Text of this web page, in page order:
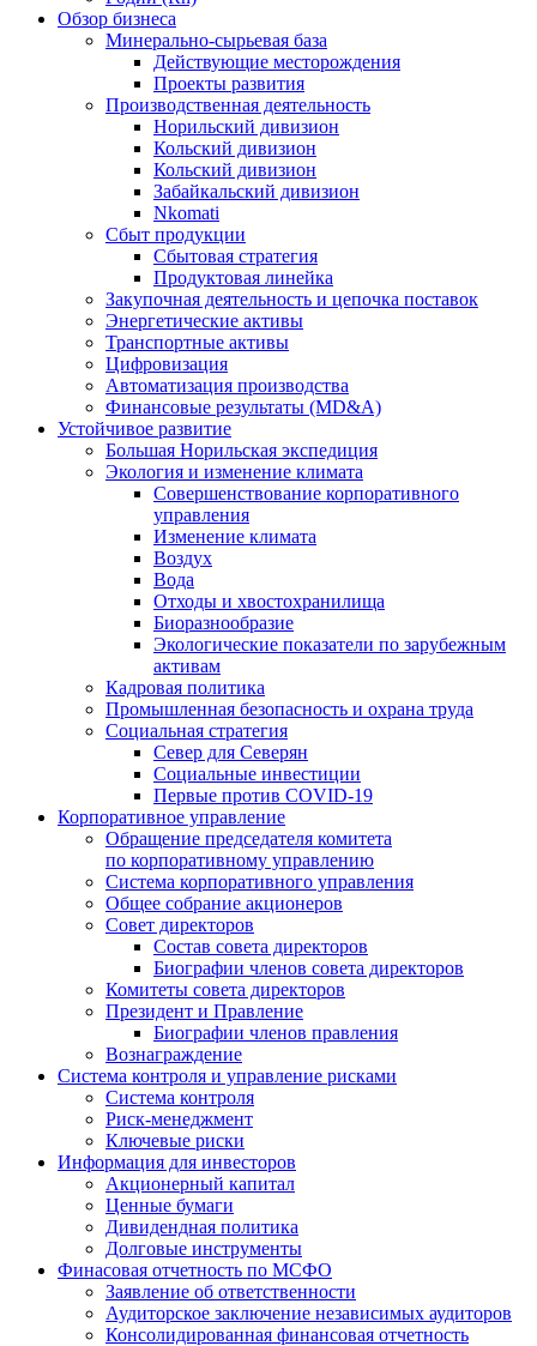
Обзор бизнеса
Минерально-сырьевая база
Действующие месторождения
Проекты развития
Производственная деятельность
Норильский дивизион
Кольский дивизион
Кольский дивизион
Забайкальский дивизион
Nkomati
Сбыт продукции
Сбытовая стратегия
Продуктовая линейка
Закупочная деятельность и цепочка поставок
Энергетические активы
Транспортные активы
Цифровизация
Автоматизация производства
Финансовые результаты (MD&A)
Устойчивое развитие
Большая Норильская экспедиция
Экология и изменение климата
Совершенствование корпоративного
управления
Изменение климата
Воздух
Вода
Отходы и хвостохранилища
Биоразнообразие
Экологические показатели по зарубежным
активам
Кадровая политика
Промышленная безопасность и охрана труда
Социальная стратегия
Север для Северян
Социальные инвестиции
Первые против COVID‑19
Корпоративное управление
Обращение председателя комитета
по корпоративному управлению
Система корпоративного управления
Общее собрание акционеров
Совет директоров
Состав совета директоров
Биографии членов совета директоров
Комитеты совета директоров
Президент и Правление
Биографии членов правления
Вознаграждение
Система контроля и управление рисками
Система контроля
Риск-менеджмент
Ключевые риски
Информация для инвесторов
Акционерный капитал
Ценные бумаги
Дивидендная политика
Долговые инструменты
Финасовая отчетность по МСФО
Заявление об ответственности
Аудиторское заключение независимых аудиторов
Консолидированная финансовая отчетность